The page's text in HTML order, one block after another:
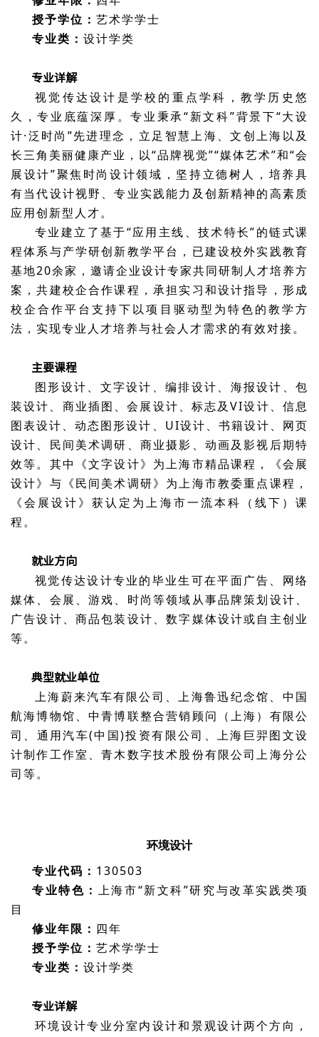
授予学位： 艺术学学士
专业类： 设计学类
专业详解
视觉传达设计是学校的重点学科，教学历史悠
久，专业底蕴深厚。专业秉承“新文科”背景下“大设
计·泛时尚”先进理念，立足智慧上海、文创上海以及
长三角美丽健康产业，以“品牌视觉”“媒体艺术”和“会
展设计”聚焦时尚设计领域，坚持立德树人，培养具
有当代设计视野、专业实践能力及创新精神的高素质
应用创新型人才。
专业建立了基于“应用主线、技术特长”的链式课
程体系与产学研创新教学平台，已建设校外实践教育
基地20余家，邀请企业设计专家共同研制人才培养方
案，共建校企合作课程，承担实习和设计指导，形成
校企合作平台支持下以项目驱动型为特色的教学方
法，实现专业人才培养与社会人才需求的有效对接。
主要课程
图形设计、文字设计、编排设计、海报设计、包
装设计、商业插图、会展设计、标志及VI设计、信息
图表设计、动态图形设计、UI设计、书籍设计、网页
设计、民间美术调研、商业摄影、动画及影视后期特
效等。其中《文字设计》为上海市精品课程，《会展
设计》与《民间美术调研》为上海市教委重点课程，
《会展设计》获认定为上海市一流本科（线下）课
程。
就业方向
视觉传达设计专业的毕业生可在平面广告、网络
媒体、会展、游戏、时尚等领域从事品牌策划设计、
广告设计、商品包装设计、数字媒体设计或自主创业
等。
典型就业单位
上海蔚来汽车有限公司、上海鲁迅纪念馆、中国
航海博物馆、中青博联整合营销顾问（上海）有限公
司、通用汽车(中国)投资有限公司、上海巨羿图文设
计制作工作室、青木数字技术股份有限公司上海分公
司等。
环境设计
专业代码： 130503
专业特色： 上海市“新文科”研究与改革实践类项
目
修业年限： 四年
授予学位： 艺术学学士
专业类： 设计学类
专业详解
环境设计专业分室内设计和景观设计两个方向，